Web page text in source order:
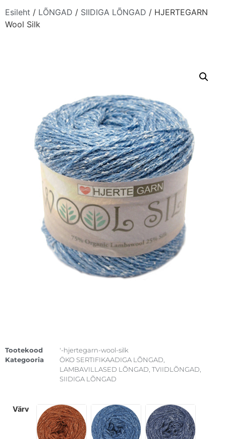
Esileht / LÕNGAD / SIIDIGA LÕNGAD / HJERTEGARN
Wool Silk
Tootekood
'-hjertegarn-wool-silk
Kategooria
ÖKO SERTIFIKAADIGA LÕNGAD,
LAMBAVILLASED LÕNGAD, TVIIDLÕNGAD,
SIIDIGA LÕNGAD
värv